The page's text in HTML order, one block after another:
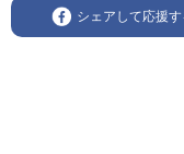
シェアして応援す